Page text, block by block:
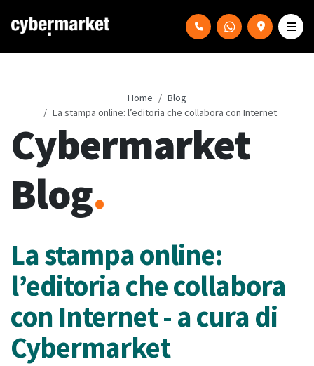
Home
Blog
La stampa online: l’editoria che collabora con Internet
Cybermarket
Blog.
La stampa online:
l’editoria che collabora
con Internet - a cura di
Cybermarket